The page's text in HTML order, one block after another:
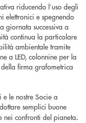
riducendo l’uso degli
elettronici e spegnendo
giornata successiva a
continua la particolare
ambientale tramite
a LED, colonnine per la
firma grafometrica
le nostre Socie a
semplici buone
nei confronti del pianeta.